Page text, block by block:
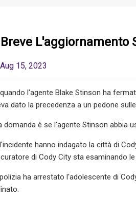
L'aggiornamento
Aug 15, 2023
l'agente Blake Stinson ha
dato la precedenza a un pedone
domanda è se l'agente Stinson abbia
hanno indagato la città di
di Cody City sta esaminando le
ha arrestato l'adolescente di